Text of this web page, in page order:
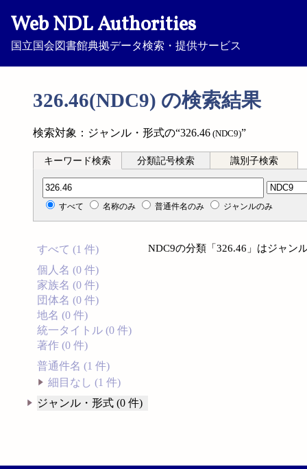
Web NDL Authorities
国立国会図書館典拠データ検索・提供サービス
326.46(NDC9) の検索結果
検索対象：ジャンル・形式の“326.46 (NDC9)”
キーワード検索 分類記号検索 識別子検索
分類記号検索
すべて 名称のみ 普通件名のみ ジャンルのみ
すべて (1 件)
個人名 (0 件)
家族名 (0 件)
団体名 (0 件)
地名 (0 件)
統一タイトル (0 件)
著作 (0 件)
普通件名 (1 件)
細目なし (1 件)
ジャンル・形式 (0 件)
NDC9の分類「326.46」はジャン